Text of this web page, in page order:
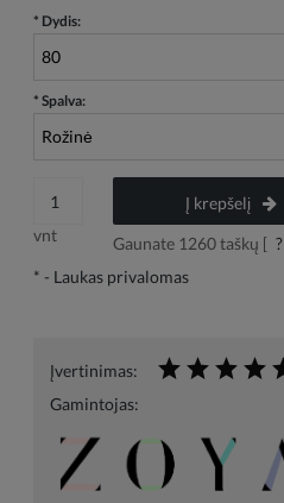
* Dydis:
* Spalva:
vnt
Į krepšelį
Gaunate 1260taškų [ ?
* - Laukas privalomas
Įvertinimas:
Gamintojas: